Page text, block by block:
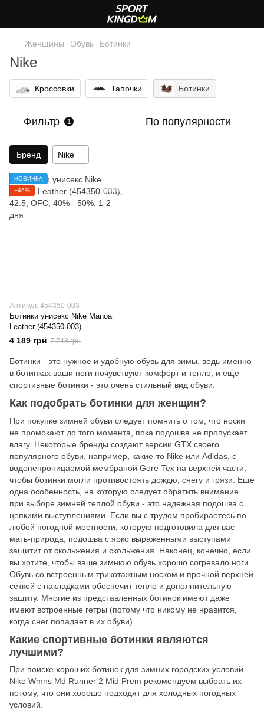
Женщины Обувь Ботинки
Nike
Кроссовки Тапочки Ботинки
Фильтр 1 По популярности
Бренд Nike
НОВИНКА
−46%
Артикул: 454350-003
Ботинки унисекс Nike Manoa
Leather (454350-003)
4 189 грн 7 748 грн
Ботинки - это нужное и удобную обувь для зимы, ведь именно
в ботинках ваши ноги почувствуют комфорт и тепло, и еще
спортивные ботинки - это очень стильный вид обуви.
Как подобрать ботинки для женщин?
При покупке зимней обуви следует помнить о том, что носки
не промокают до того момента, пока подошва не пропускает
влагу. Некоторые бренды создают версии GTX своего
популярного обуви, например, какие-то Nike или Adidas, с
водонепроницаемой мембраной Gore-Tex на верхней части,
чтобы ботинки могли противостоять дождю, снегу и грязи. Еще
одна особенность, на которую следует обратить внимание
при выборе зимней теплой обуви - это надежная подошва с
цепкими выступлениями. Если вы с трудом пробираетесь по
любой погодной местности, которую подготовила для вас
мать-природа, подошва с ярко выраженными выступами
защитит от скольжения и скольжения. Наконец, конечно, если
вы хотите, чтобы ваше зимнюю обувь хорошо согревало ноги.
Обувь со встроенным трикотажным носком и прочной верхней
сеткой с накладками обеспечит тепло и дополнительную
защиту. Многие из представленных ботинок имеют даже
имеют встроенные гетры (потому что никому не нравится,
когда снег попадает в их обуви).
Какие спортивные ботинки являются
лучшими?
При поиске хороших ботинок для зимних городских условий
Nike Wmns Md Runner 2 Mid Prem рекомендуем выбрать их
потому, что они хорошо подходят для холодных погодных
условий.